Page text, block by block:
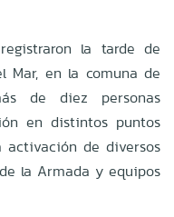
la tarde de
Mar, en la comuna de
de diez personas
en distintos puntos
activación de diversos
la Armada y equipos